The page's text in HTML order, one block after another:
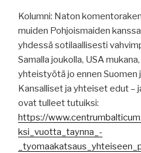
Kolumni: Naton
muiden Pohjoismaiden
yhdessä sotilaallisesti
Samalla joukolla, USA
yhteistyötä jo ennen Suomen
Kansalliset ja yhteiset edut –
ovat tulleet tutuiksi:
https://
ksi_vuotta_taynna_-